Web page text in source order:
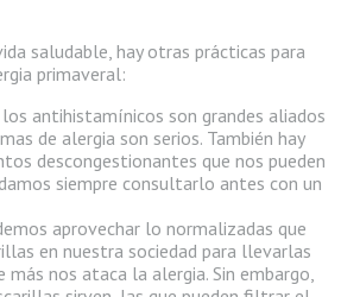
saludable, hay otras prácticas para
primaveral:
los antihistamínicos son grandes aliados
de alergia son serios. También hay
descongestionantes que nos pueden
siempre consultarlo antes con un
aprovechar lo normalizadas que
en nuestra sociedad para llevarlas
más nos ataca la alergia. Sin embargo,